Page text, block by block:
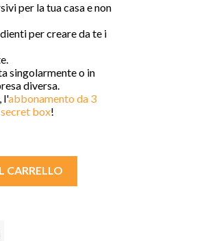
per la tua casa e non
per creare da te i
singolarmente o in
diversa.
l'abbonamento da 3
box!
CARRELLO